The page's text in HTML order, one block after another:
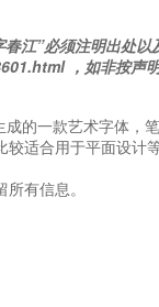
江”必须注明出处
，如非按声
的一款艺术字体
较适合用于平面设计
有信息。